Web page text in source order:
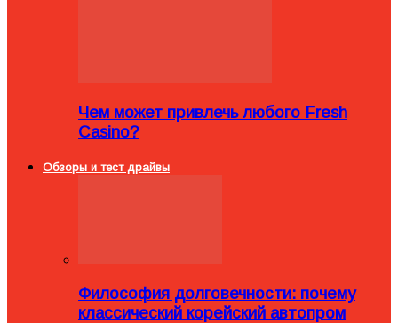
Чем может привлечь любого Fresh
Casino?
Обзоры и тест драйвы
Философия долговечности: почему
классический корейский автопром